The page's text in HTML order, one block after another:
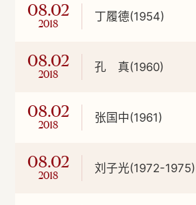
08.02
2018
丁履德(1954)
08.02
2018
孔 真(1960)
08.02
2018
张国中(1961)
08.02
2018
刘子光(1972-1975)